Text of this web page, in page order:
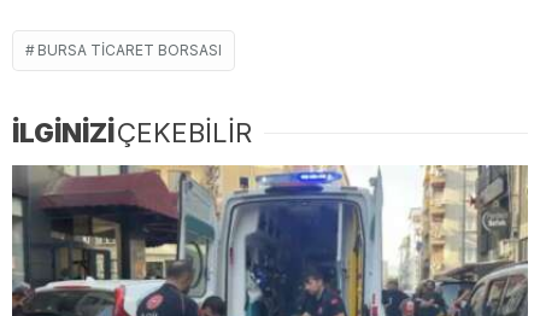
BURSA TICARET BORSASI
İLGİNİZİÇEKEBİLİR